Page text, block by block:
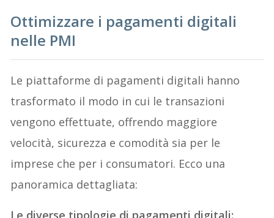
Ottimizzare i pagamenti digitali
nelle PMI
Le piattaforme di pagamenti digitali hanno
trasformato il modo in cui le transazioni
vengono effettuate, offrendo maggiore
velocità, sicurezza e comodità sia per le
imprese che per i consumatori. Ecco una
panoramica dettagliata: